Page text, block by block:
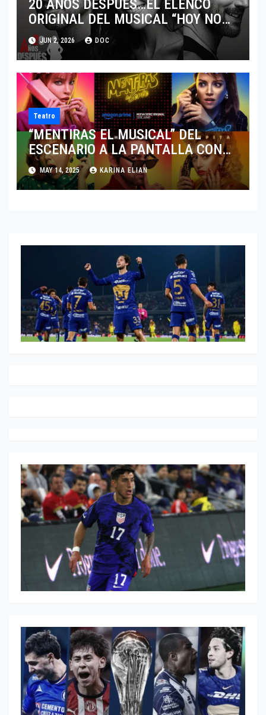
20 AÑOS DESPUÉS…EL ELENCO
ORIGINAL DEL MUSICAL “HOY NO
ME PUEDO LEVANTAR” PREPARA
FESTEJO
JUN 2, 2026 DOC
Teatro
“MENTIRAS EL MUSICAL” DEL
ESCENARIO A LA PANTALLA CON
SABOR OCHENTERO
MAY 14, 2025 KARINA ELIAN